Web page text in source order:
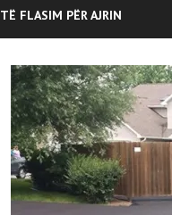
TË FLASIM PËR AJRIN